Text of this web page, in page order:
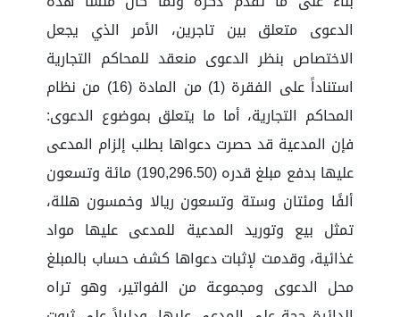
الدعوى متعلق بين تاجرين، الأمر الذي يجعل
الاختصاص بنظر الدعوى منعقد للمحاكم التجارية
استناداً على الفقرة (1) من المادة (16) من نظام
المحاكم التجارية، أما ما يتعلق بموضوع الدعوى:
فإن المدعية قد حصرت دعواها بطلب إلزام المدعى
عليها بدفع مبلغ قدره (190,296.50) مائة وتسعون
ألفًا ومئتان وستة وتسعون ريالا وخمسون هللة،
تمثل بيع وتوريد المدعية للمدعى عليها مواد
غذائية، وقدمت لإثبات دعواها كشف حساب بالمبلغ
محل الدعوى ومجموعة من الفواتير، وهو تراه